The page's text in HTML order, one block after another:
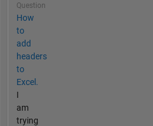
Question
How
to
add
headers
to
Excel.
I
am
trying